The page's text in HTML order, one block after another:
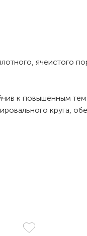
ячеистого
к повышенным
круга,